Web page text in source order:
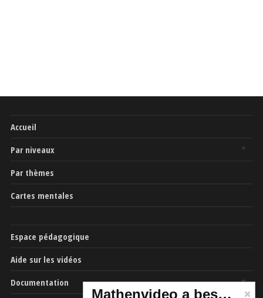
Accueil
Par niveaux
Par thèmes
Cartes mentales
Espace pédagogique
Aide sur les vidéos
Documentation
Mathenvideo a besoin de vous